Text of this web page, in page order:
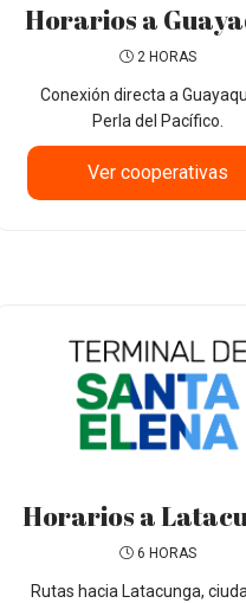
Horarios a
2 HORAS
Conexión directa a
Perla del Pacífico.
Ver cooperativas
Horarios a
6 HORAS
Rutas hacia Latacunga,